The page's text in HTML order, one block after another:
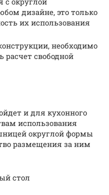
дизайне, это только
их использования
необходимо
расчет свободной
и для кухонного
использования
округлой формы
размещения за ним
стол